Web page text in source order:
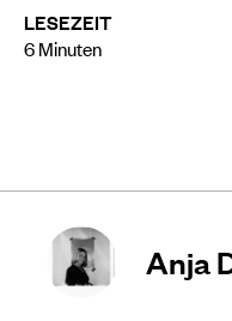
LESEZEIT
6Minuten
Anja